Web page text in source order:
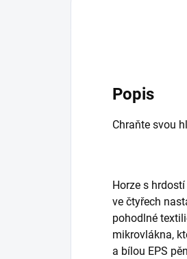
Popis
Chraňte svou
Horze s
ve čtyřech
pohodlné
mikrovlákna,
a bílou EPS